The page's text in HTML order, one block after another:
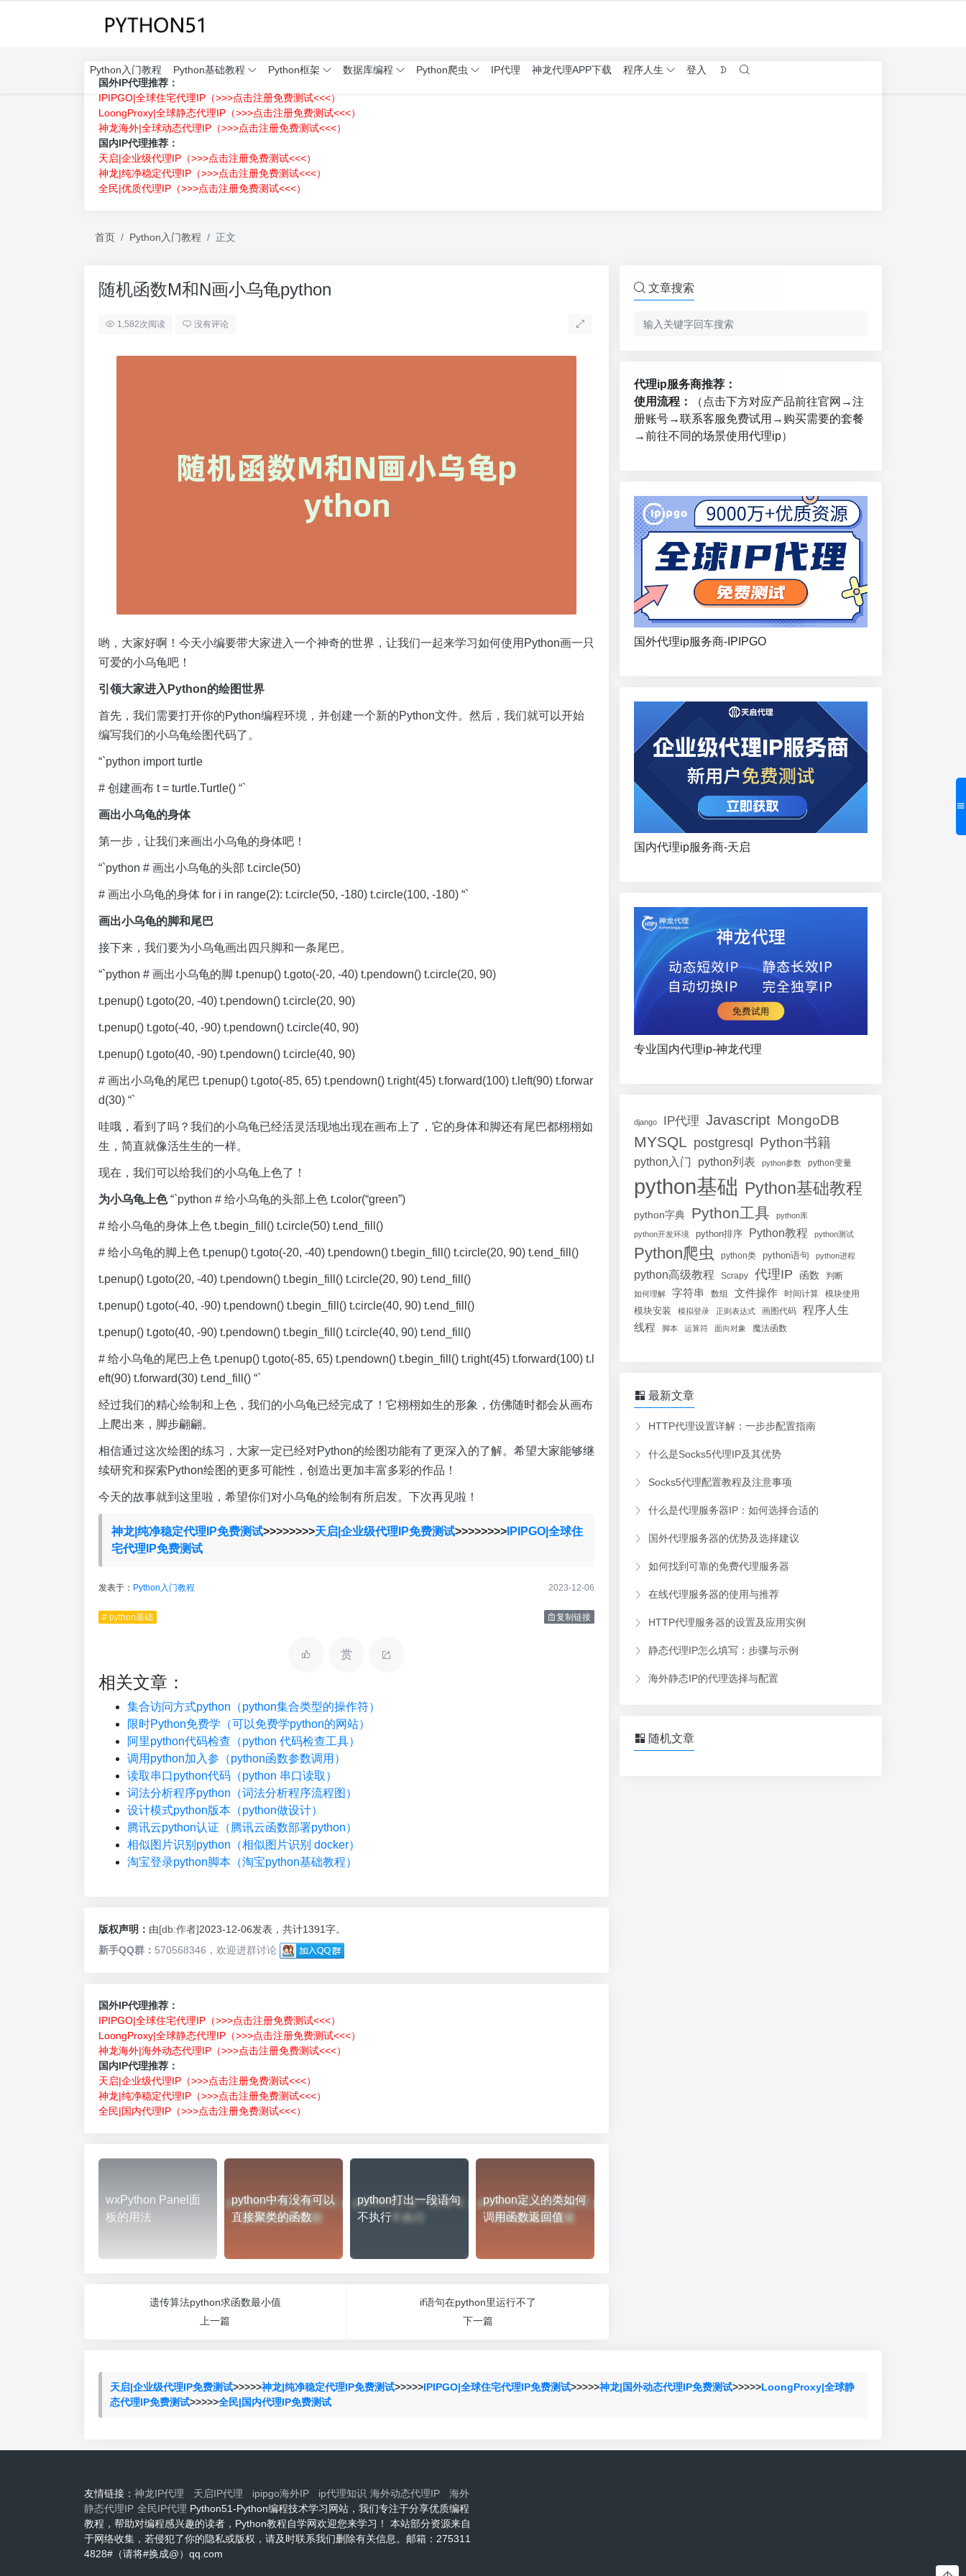
Python入门教程 Python基础教程 Python框架 数据库编程 Python爬虫 IP代理 神龙代理APP下载 程序人生
登入
国外IP代理推荐：
IPIPGO|全球住宅代理IP（>>>点击注册免费测试<<<）
LoongProxy|全球静态代理IP（>>>点击注册免费测试<<<）
神龙海外|全球动态代理IP（>>>点击注册免费测试<<<）
国内IP代理推荐：
天启|企业级代理IP（>>>点击注册免费测试<<<）
神龙|纯净稳定代理IP（>>>点击注册免费测试<<<）
全民|优质代理IP（>>>点击注册免费测试<<<）
首页 Python入门教程 正文
随机函数M和N画小乌龟python
1,582次阅读 没有评论
哟，大家好啊！今天小编要带大家进入一个神奇的世界，让我们一起来学习如何使用Python画一只
可爱的小乌龟吧！
引领大家进入Python的绘图世界
首先，我们需要打开你的Python编程环境，并创建一个新的Python文件。然后，我们就可以开始
编写我们的小乌龟绘图代码了。
“`python import turtle
# 创建画布 t = turtle.Turtle() “`
画出小乌龟的身体
第一步，让我们来画出小乌龟的身体吧！
“`python # 画出小乌龟的头部 t.circle(50)
# 画出小乌龟的身体 for i in range(2): t.circle(50, -180) t.circle(100, -180) “`
画出小乌龟的脚和尾巴
接下来，我们要为小乌龟画出四只脚和一条尾巴。
“`python # 画出小乌龟的脚 t.penup() t.goto(-20, -40) t.pendown() t.circle(20, 90)
t.penup() t.goto(20, -40) t.pendown() t.circle(20, 90)
t.penup() t.goto(-40, -90) t.pendown() t.circle(40, 90)
t.penup() t.goto(40, -90) t.pendown() t.circle(40, 90)
# 画出小乌龟的尾巴 t.penup() t.goto(-85, 65) t.pendown() t.right(45) t.forward(100) t.left(90) t.forwar
d(30) “`
哇哦，看到了吗？我们的小乌龟已经活灵活现地出现在画布上了，它的身体和脚还有尾巴都栩栩如
生，简直就像活生生的一样。
现在，我们可以给我们的小乌龟上色了！
为小乌龟上色“`python # 给小乌龟的头部上色 t.color(“green”)
# 给小乌龟的身体上色 t.begin_fill() t.circle(50) t.end_fill()
# 给小乌龟的脚上色 t.penup() t.goto(-20, -40) t.pendown() t.begin_fill() t.circle(20, 90) t.end_fill()
t.penup() t.goto(20, -40) t.pendown() t.begin_fill() t.circle(20, 90) t.end_fill()
t.penup() t.goto(-40, -90) t.pendown() t.begin_fill() t.circle(40, 90) t.end_fill()
t.penup() t.goto(40, -90) t.pendown() t.begin_fill() t.circle(40, 90) t.end_fill()
# 给小乌龟的尾巴上色 t.penup() t.goto(-85, 65) t.pendown() t.begin_fill() t.right(45) t.forward(100) t.l
eft(90) t.forward(30) t.end_fill() “`
经过我们的精心绘制和上色，我们的小乌龟已经完成了！它栩栩如生的形象，仿佛随时都会从画布
上爬出来，脚步翩翩。
相信通过这次绘图的练习，大家一定已经对Python的绘图功能有了更深入的了解。希望大家能够继
续研究和探索Python绘图的更多可能性，创造出更加丰富多彩的作品！
今天的故事就到这里啦，希望你们对小乌龟的绘制有所启发。下次再见啦！
神龙|纯净稳定代理IP免费测试>>>>>>>>天启|企业级代理IP免费测试>>>>>>>>IPIPGO|全球住
宅代理IP免费测试
发表于： Python入门教程 2023-12-06
# python基础 复制链接
赏
相关文章：
集合访问方式python（python集合类型的操作符）
限时Python免费学（可以免费学python的网站）
阿里python代码检查（python 代码检查工具）
调用python加入参（python函数参数调用）
读取串口python代码（python 串口读取）
词法分析程序python（词法分析程序流程图）
设计模式python版本（python做设计）
腾讯云python认证（腾讯云函数部署python）
相似图片识别python（相似图片识别 docker）
淘宝登录python脚本（淘宝python基础教程）
版权声明： 由[db:作者]2023-12-06发表，共计1391字。
新手QQ群： 570568346，欢迎进群讨论
国外IP代理推荐：
IPIPGO|全球住宅代理IP（>>>点击注册免费测试<<<）
LoongProxy|全球静态代理IP（>>>点击注册免费测试<<<）
神龙海外|海外动态代理IP（>>>点击注册免费测试<<<）
国内IP代理推荐：
天启|企业级代理IP（>>>点击注册免费测试<<<）
神龙|纯净稳定代理IP（>>>点击注册免费测试<<<）
全民|国内代理IP（>>>点击注册免费测试<<<）
wxPython Panel面
板的用法
python中有没有可以
直接聚类的函数
python打出一段语句
不执行
python定义的类如何
调用函数返回值
遗传算法python求函数最小值
上一篇
if语句在python里运行不了
下一篇
文章搜索
代理ip服务商推荐：
使用流程：
（点击下方对应产品前往官网→注
册账号→联系客服免费试用→购买需要的套餐
→前往不同的场景使用代理ip）
国外代理ip服务商-IPIPGO
国内代理ip服务商-天启
专业国内代理ip-神龙代理
django IP代理 Javascript MongoDB
MYSQL postgresql Python书籍
python入门 python列表 python参数 python变量
python基础 Python基础教程
python字典 Python工具 python库
python开发环境 python排序 Python教程 python测试
Python爬虫 python类 python语句 python进程
python高级教程 Scrapy 代理IP 函数 判断
如何理解 字符串 数组 文件操作 时间计算 模块使用
模块安装 模拟登录 正则表达式 画图代码 程序人生
线程 脚本 运算符 面向对象 魔法函数
最新文章
HTTP代理设置详解：一步步配置指南
什么是Socks5代理IP及其优势
Socks5代理配置教程及注意事项
什么是代理服务器IP：如何选择合适的
国外代理服务器的优势及选择建议
如何找到可靠的免费代理服务器
在线代理服务器的使用与推荐
HTTP代理服务器的设置及应用实例
静态代理IP怎么填写：步骤与示例
海外静态IP的代理选择与配置
随机文章
天启|企业级代理IP免费测试>>>>>神龙|纯净稳定代理IP免费测试>>>>>IPIPGO|全球住宅代理IP免费测试>>>>>神龙|国外动态代理IP免费测试>>>>>LoongProxy|全球静
态代理IP免费测试>>>>>全民|国内代理IP免费测试
友情链接： 神龙IP代理 天启IP代理 ipipgo海外IP ip代理知识 海外动态代理IP
海外
静态代理IP 全民IP代理 Python51-Python编程技术学习网站，我们专注于分享优质编程
教程，帮助对编程感兴趣的读者，Python教程自学网欢迎您来学习！ 本站部分资源来自
于网络收集，若侵犯了你的隐私或版权，请及时联系我们删除有关信息。邮箱：275311
4828#（请将#换成@）qq.com